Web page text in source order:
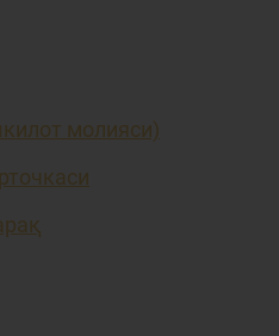
молияси)